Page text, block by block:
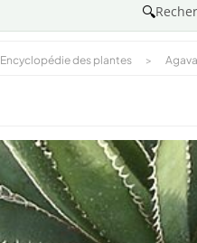
🔍
Encyclopédie des plantes >